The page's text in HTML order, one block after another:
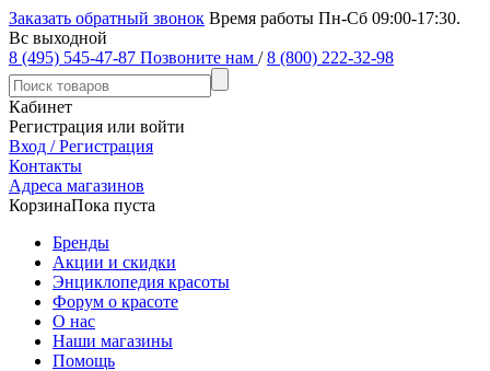
Заказать обратный звонок Время работы Пн-Сб 09:00-17:30.
Вс выходной
8 (495) 545-47-87 Позвоните нам / 8 (800) 222-32-98
Кабинет
Регистрация или войти
Вход / Регистрация
Контакты
Адреса магазинов
КорзинаПока пуста
Бренды
Акции и скидки
Энциклопедия красоты
Форум о красоте
О нас
Наши магазины
Помощь